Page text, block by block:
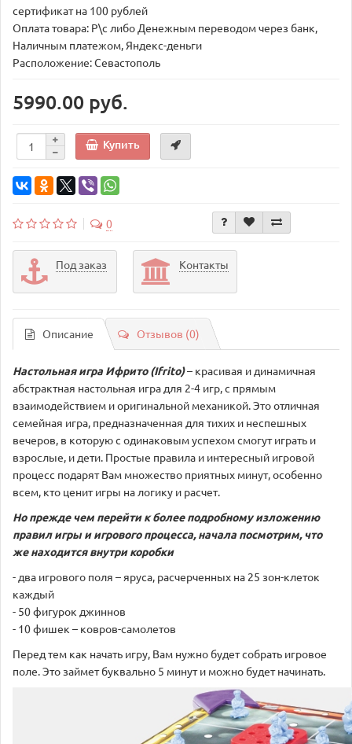
сертификат на 100 рублей
Оплата товара: Р\с либо Денежным переводом через банк,
Наличным платежом, Яндекс-деньги
Расположение: Севастополь
5990.00 руб.
Купить
0
Под заказ Контакты
Описание Отзывов (0)
Настольная игра Ифрито (Ifrito)– красивая и динамичная
абстрактная настольная игра для 2-4 игр, с прямым
взаимодействием и оригинальной механикой. Это отличная
семейная игра, предназначенная для тихих и неспешных
вечеров, в которую с одинаковым успехом смогут играть и
взрослые, и дети. Простые правила и интересный игровой
процесс подарят Вам множество приятных минут, особенно
всем, кто ценит игры на логику и расчет.
Но прежде чем перейти к более подробному изложению
правил игры и игрового процесса, начала посмотрим, что
же находится внутри коробки
- два игрового поля – яруса, расчерченных на 25 зон-клеток
каждый
- 50 фигурок джиннов
- 10 фишек – ковров-самолетов
Перед тем как начать игру, Вам нужно будет собрать игровое
поле. Это займет буквально 5 минут и можно будет начинать.